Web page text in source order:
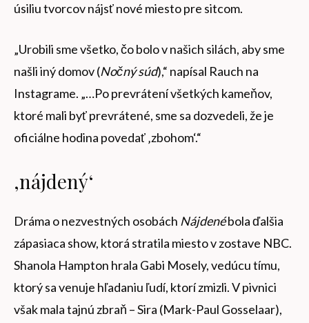
úsiliu tvorcov nájsť nové miesto pre sitcom.
„Urobili sme všetko, čo bolo v našich silách, aby sme
našli iný domov (Nočný súd),“ napísal Rauch na
Instagrame. „…Po prevrátení všetkých kameňov,
ktoré mali byť prevrátené, sme sa dozvedeli, že je
oficiálne hodina povedať ‚zbohom‘.“
‚nájdený‘
Dráma o nezvestných osobách Nájdenébola ďalšia
zápasiaca show, ktorá stratila miesto v zostave NBC.
Shanola Hampton hrala Gabi Mosely, vedúcu tímu,
ktorý sa venuje hľadaniu ľudí, ktorí zmizli. V pivnici
však mala tajnú zbraň – Sira (Mark-Paul Gosselaar),